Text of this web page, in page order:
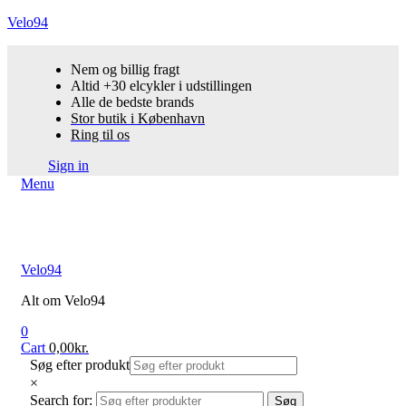
Velo94
Nem og billig fragt
Altid +30 elcykler i udstillingen
Alle de bedste brands
Stor butik i København
Ring til os
Sign in
Menu
Velo94
Alt om Velo94
0
Cart 0,00kr.
Søg efter produkt
×
Search for:
Søg